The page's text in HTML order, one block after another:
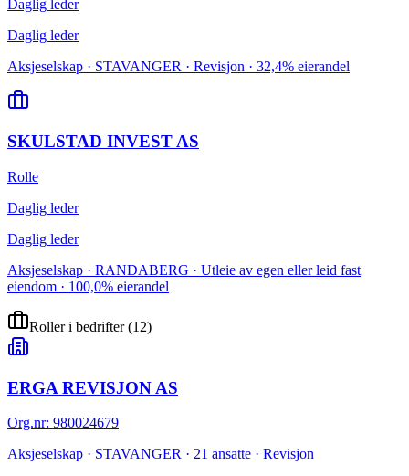
Daglig leder
Daglig leder
Aksjeselskap · STAVANGER · Revisjon · 32,4% eierandel
SKULSTAD INVEST AS
Rolle
Daglig leder
Daglig leder
Aksjeselskap · RANDABERG · Utleie av egen eller leid fast
eiendom · 100,0% eierandel
Roller i bedrifter(12)
ERGA REVISJON AS
Org.nr: 980024679
Aksjeselskap · STAVANGER · 21 ansatte · Revisjon